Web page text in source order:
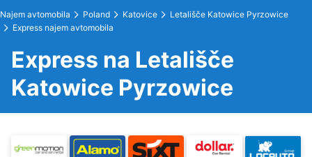
Najem avtomobila Poland Katovice
Letališče Katowice Pyrzowice
Express najem avtomobila
Express na Letališče
Katowice Pyrzowice